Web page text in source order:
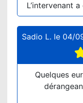
L’intervenant
Sadio L. le 04/
Quelques